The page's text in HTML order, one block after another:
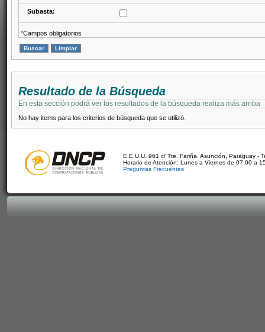
Subasta:
*Campos obligatorios
Resultado de la Búsqueda
En esta sección podrá ver los resultados de la búsqueda realiza más arriba
No hay items para los criterios de búsqueda que se utilizó.
E.E.U.U. 961 c/ Tte. Fariña. Asunción, Paraguay -
Horario de Atención: Lunes a Viernes de 07:00 a
Preguntas Frecuentes